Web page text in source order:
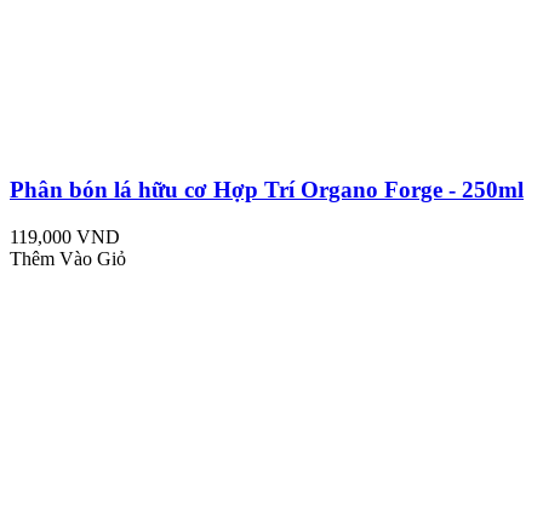
Phân bón lá hữu cơ Hợp Trí Organo Forge - 250ml
119,000 VND
Thêm Vào Giỏ